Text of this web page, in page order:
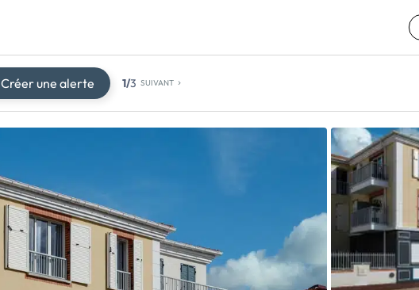
Créer une alerte 1/3 SUIVANT